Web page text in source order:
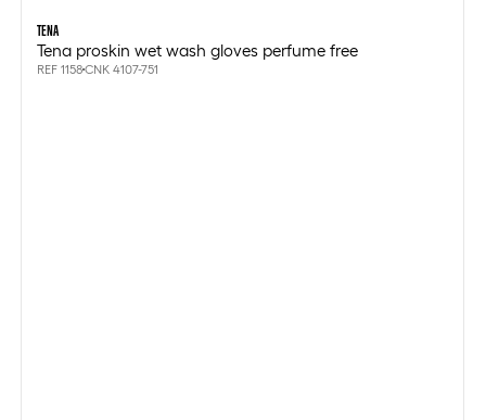
TENA
Tena proskin wet wash gloves perfume free
REF 1158CNK 4107-751